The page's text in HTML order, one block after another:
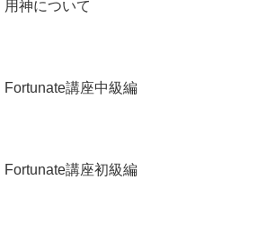
用神について
Fortunate講座中級編
Fortunate講座初級編